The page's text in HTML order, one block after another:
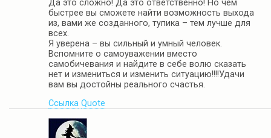
Да это сложно! Да это ответственно! Но чем
быстрее вы сможете найти возможность выхода
из, вами же созданного, тупика – тем лучше для
всех.
Я уверена – вы сильный и умный человек.
Вспомните о самоуважении вместо
самобичевания и найдите в себе волю сказать
нет и измениться и изменить ситуацию!!!!Удачи
вам вы достойны реального счастья.
Ссылка Quote